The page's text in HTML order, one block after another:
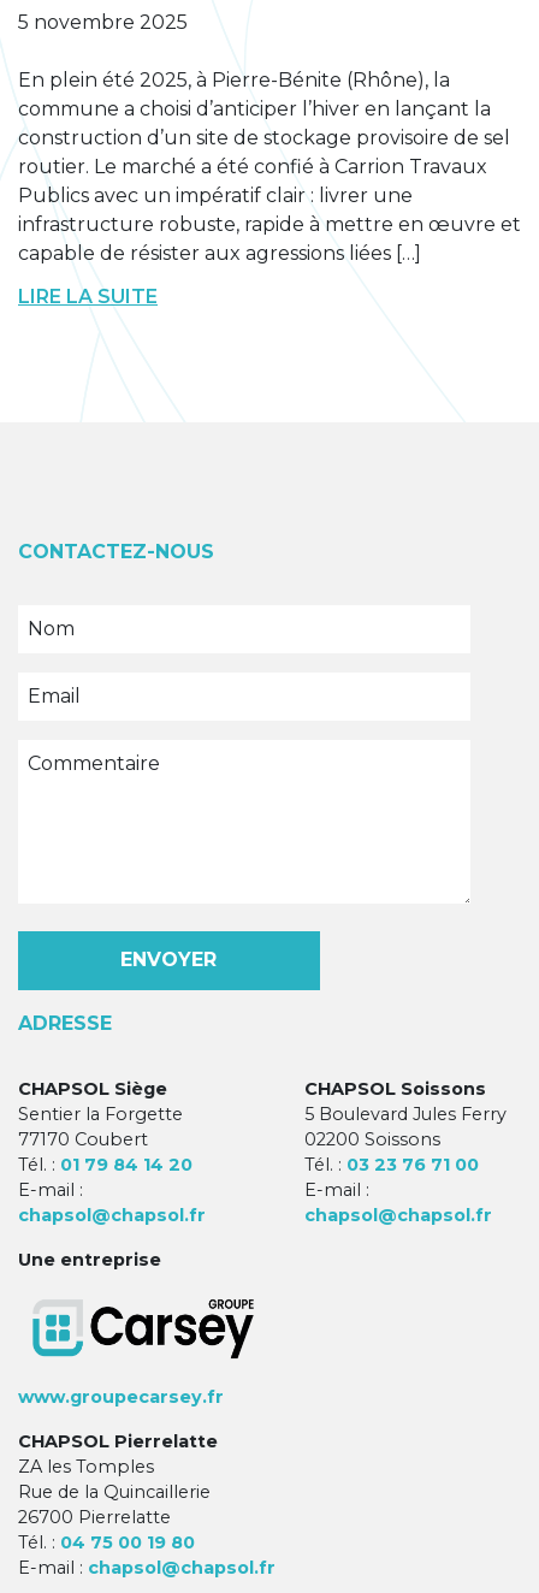
5 novembre 2025
En plein été 2025, à Pierre-Bénite (Rhône), la
commune a choisi d’anticiper l’hiver en lançant la
construction d’un site de stockage provisoire de sel
routier. Le marché a été confié à Carrion Travaux
Publics avec un impératif clair : livrer une
infrastructure robuste, rapide à mettre en œuvre et
capable de résister aux agressions liées […]
LIRE LA SUITE
CONTACTEZ-NOUS
ADRESSE
CHAPSOL Siège
Sentier la Forgette
77170 Coubert
Tél. : 01 79 84 14 20
E-mail :
chapsol@chapsol.fr
Une entreprise
www.groupecarsey.fr
CHAPSOL Soissons
5 Boulevard Jules Ferry
02200 Soissons
Tél. : 03 23 76 71 00
E-mail :
chapsol@chapsol.fr
CHAPSOL Pierrelatte
ZA les Tomples
Rue de la Quincaillerie
26700 Pierrelatte
Tél. : 04 75 00 19 80
E-mail : chapsol@chapsol.fr